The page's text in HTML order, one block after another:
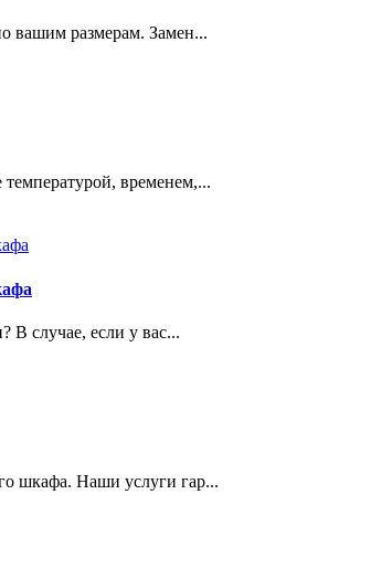
вашим размерам. Замен...
временем,...
В случае, если у вас...
шкафа. Наши услуги гар...